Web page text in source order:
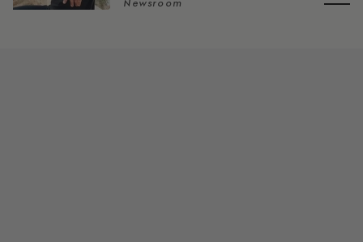
Newsroom